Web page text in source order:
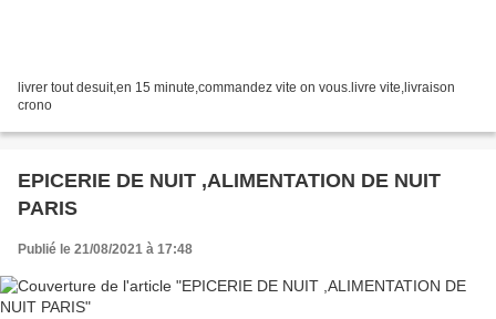
livrer tout desuit,en 15 minute,commandez vite on vous.livre vite,livraison
crono
EPICERIE DE NUIT ,ALIMENTATION DE NUIT
PARIS
Publié le 21/08/2021 à 17:48